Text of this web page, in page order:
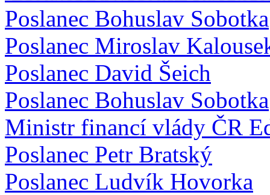
Poslanec Bohuslav Sobotka
Poslanec Miroslav
Poslanec David Šeich
Poslanec Bohuslav Sobotka
Ministr financí vlády ČR
Poslanec Petr Bratský
Poslanec Ludvík Hovorka